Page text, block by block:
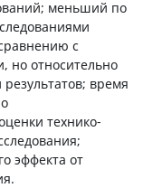
меньший по
с
но относительно
время
технико-
эффекта от